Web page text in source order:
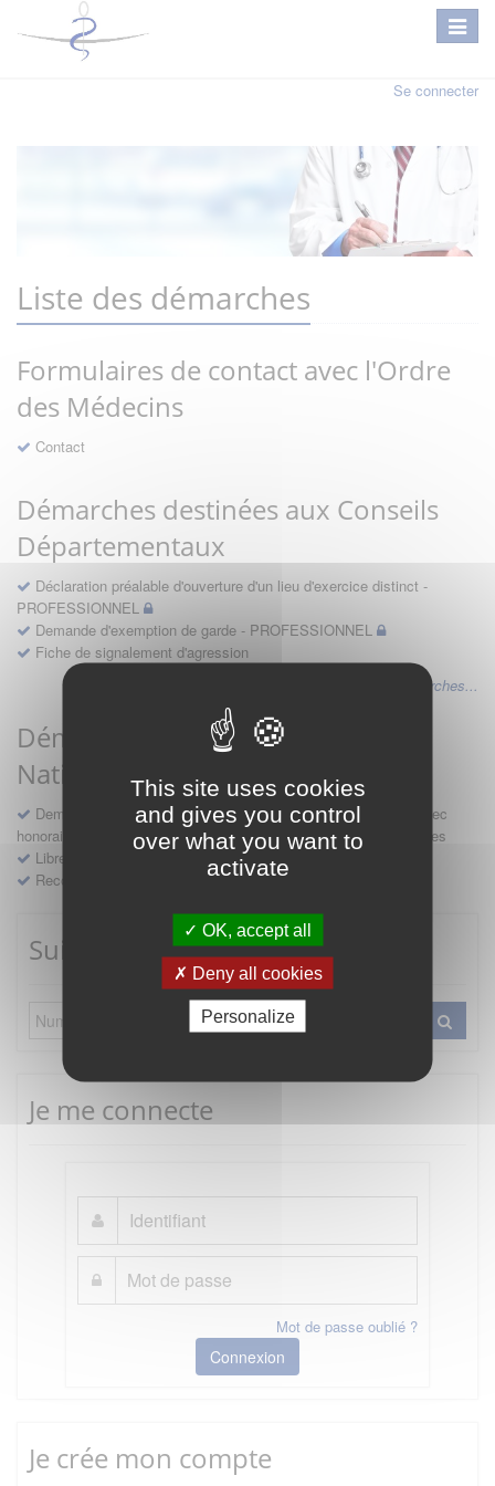
This site uses cookies
and gives you control
over what you want to
activate
OK, accept all
Deny all cookies
Personalize
Se connecter
Liste des démarches
Formulaires de contact avec l'Ordre
des Médecins
Contact
Démarches destinées aux Conseils
Départementaux
Déclaration préalable d'ouverture d'un lieu d'exercice distinct -
PROFESSIONNEL
Demande d'exemption de garde - PROFESSIONNEL
Fiche de signalement d'agression
Voir les autres démarches...
Démarches destinées au Conseil
National
Demande d'avis en hospitalité, en études, des conventions avec
honoraires et des demandes diverses formulées par les entreprises
Libre prestation de services
Recours
Suivre mes démarches
Je me connecte
Mot de passe oublié ?
Connexion
Je crée mon compte